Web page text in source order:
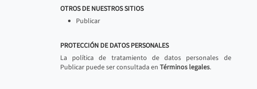
OTROS DE NUESTROS SITIOS
Publicar
PROTECCIÓN DE DATOS PERSONALES
La política de tratamiento de datos personales de
Publicar puede ser consultada en Términos legales.